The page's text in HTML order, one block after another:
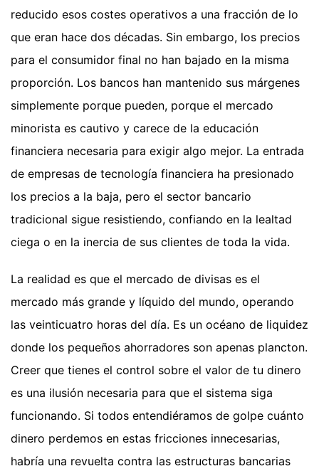
reducido esos costes operativos a una fracción de lo
que eran hace dos décadas. Sin embargo, los precios
para el consumidor final no han bajado en la misma
proporción. Los bancos han mantenido sus márgenes
simplemente porque pueden, porque el mercado
minorista es cautivo y carece de la educación
financiera necesaria para exigir algo mejor. La entrada
de empresas de tecnología financiera ha presionado
los precios a la baja, pero el sector bancario
tradicional sigue resistiendo, confiando en la lealtad
ciega o en la inercia de sus clientes de toda la vida.
La realidad es que el mercado de divisas es el
mercado más grande y líquido del mundo, operando
las veinticuatro horas del día. Es un océano de liquidez
donde los pequeños ahorradores son apenas plancton.
Creer que tienes el control sobre el valor de tu dinero
es una ilusión necesaria para que el sistema siga
funcionando. Si todos entendiéramos de golpe cuánto
dinero perdemos en estas fricciones innecesarias,
habría una revuelta contra las estructuras bancarias